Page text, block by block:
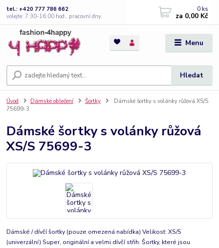
Menu
Hledat
tel.: +420 777 786 662
volejte: 7:30-16:00 hod., pracovní dny
0 ks
za 0,00 Kč
Úvod Dámské oblečení Šortky
Dámské šortky s volánky růžová XS/S
75699-3
Dámské šortky s volánky růžová
XS/S 75699-3
Dámské / dívčí šortky (pouze omezená nabídka) Velikost: XS/S
(univerzální) Super, originální a velmi dívčí střih. Šortky, které jsou